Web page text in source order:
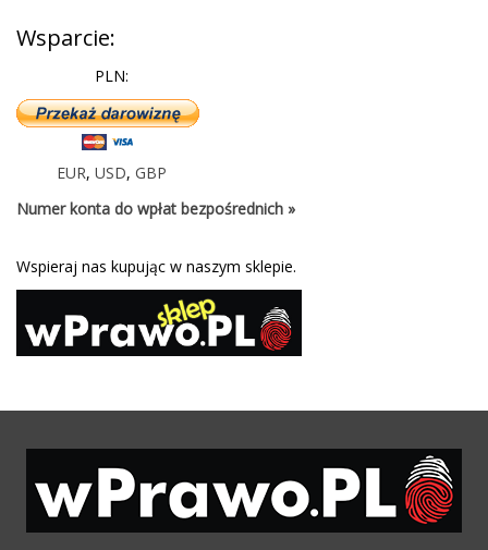
Wsparcie:
PLN:
EUR, USD, GBP
Numer konta do wpłat bezpośrednich »
Wspieraj nas kupując w naszym sklepie.